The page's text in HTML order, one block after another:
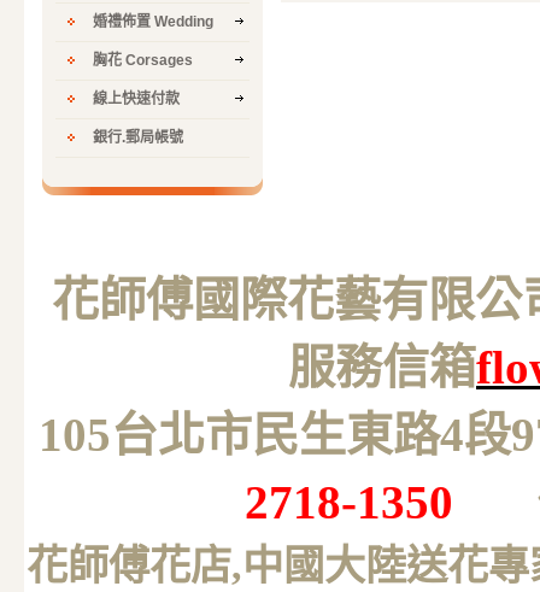
婚禮佈置 Wedding
胸花 Corsages
線上快速付款
銀行.郵局帳號
花師傅國際花藝有限
服務信箱
105台北市民生東路4
2718-1350
花師傅花店,中國大陸送花